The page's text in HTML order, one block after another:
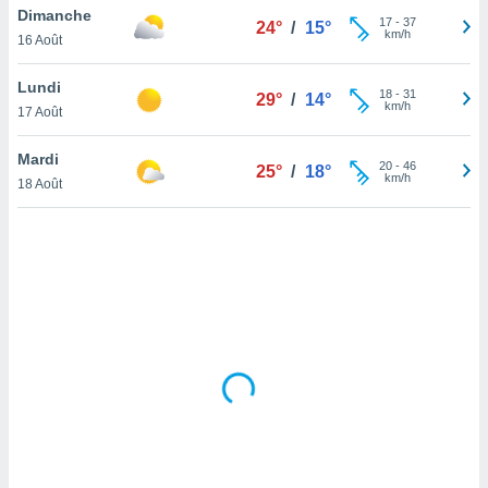
en
de
Dimanche
16 Août
24° / 15° 17- 37
km/h
Lundi
17 Août
29° / 14° 18- 31
km/h
Mardi
18 Août
25° / 18° 20- 46
km/h